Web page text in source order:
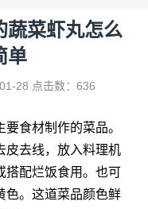
蔬菜虾丸怎么
单
28 点击数：636
食材制作的菜品。
皮去线，放入料理机
搭配烂饭食用。也可
色。这道菜品颜色鲜